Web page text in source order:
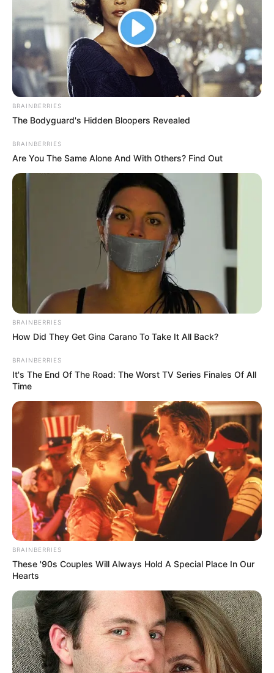
BRAINBERRIES
The Bodyguard's Hidden Bloopers Revealed
BRAINBERRIES
Are You The Same Alone And With Others? Find Out
BRAINBERRIES
How Did They Get Gina Carano To Take It All Back?
BRAINBERRIES
It's The End Of The Road: The Worst TV Series Finales Of All
Time
BRAINBERRIES
These '90s Couples Will Always Hold A Special Place In Our
Hearts